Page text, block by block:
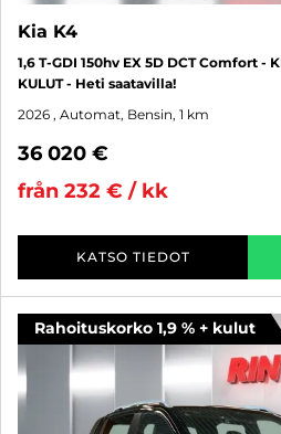
Kia K4
1,6 T-GDI 150hv EX 5D DCT Comfort -
KULUT - Heti saatavilla!
2026 , Automat, Bensin, 1 km
36 020 €
från 232 € / kk
KATSO TIEDOT
Rahoituskorko 1,9 % + kulut